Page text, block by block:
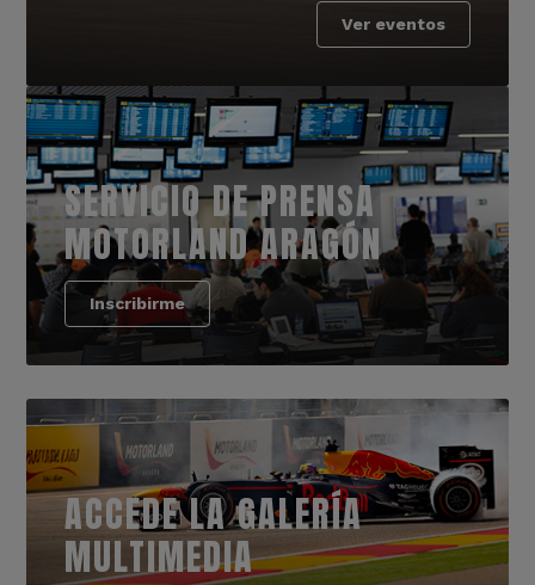
Ver eventos
SERVICIO DE PRENSA
MOTORLAND ARAGÓN
Inscribirme
ACCEDE LA GALERÍA
MULTIMEDIA